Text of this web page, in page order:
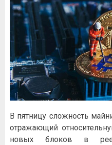
В пятницу сложность
отражающий
новых блоков в